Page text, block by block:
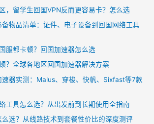
，留学生回国VPN反而更容易卡？怎么选
物品清单：证件、电子设备到回国网络工具
服都卡顿？回国加速器怎么选
？全球各地区回国加速器解决方案
器实测：Malus、穿梭、快帆、Sixfast等7款
工具怎么选？从出发前到长期使用全指南
选？从线路技术到套餐性价比的深度测评